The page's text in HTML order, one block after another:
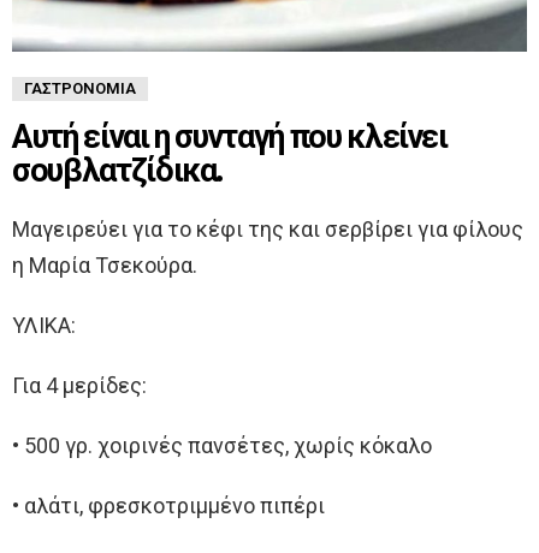
ΓΑΣΤΡΟΝΟΜΊΑ
Αυτή είναι η συνταγή που κλείνει
σουβλατζίδικα.
Μαγειρεύει για το κέφι της και σερβίρει για φίλους
η Μαρία Τσεκούρα.
ΥΛΙΚΑ:
Για 4 μερίδες:
• 500 γρ. χοιρινές πανσέτες, χωρίς κόκαλο
• αλάτι, φρεσκοτριμμένο πιπέρι